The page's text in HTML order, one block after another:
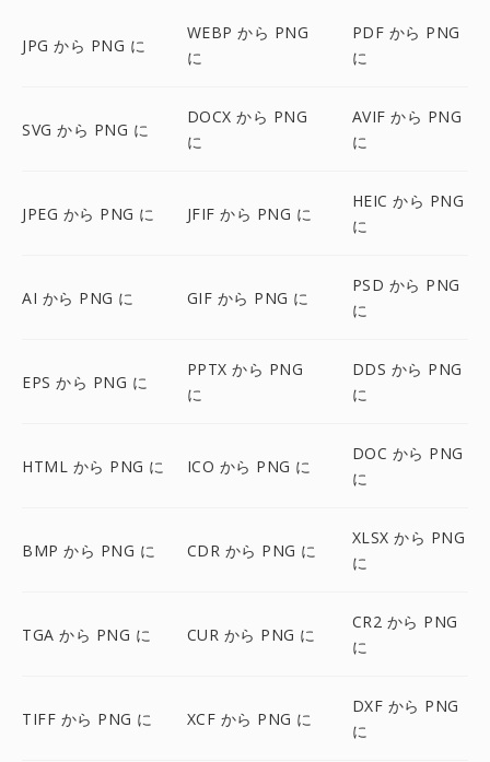
JPG から PNG に
WEBP から PNG
に
PDF から PNG
に
SVG から PNG に
DOCX から PNG
に
AVIF から PNG
に
JPEG から PNG に JFIF から PNG に
HEIC から PNG
に
AI から PNG に GIF から PNG に
PSD から PNG
に
EPS から PNG に
PPTX から PNG
に
DDS から PNG
に
HTML から PNG に ICO から PNG に
DOC から PNG
に
BMP から PNG に CDR から PNG に
XLSX から PNG
に
TGA から PNG に CUR から PNG に
CR2 から PNG
に
TIFF から PNG に XCF から PNG に
DXF から PNG
に